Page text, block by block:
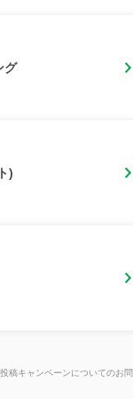
グ
)
稿キャンペーンについてのお